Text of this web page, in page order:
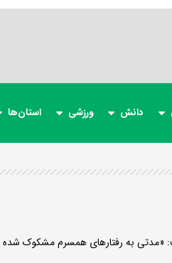
دانش ورزشی استان‌ها
گفت: «مدتی به رفتارهای همسرم مشکوک شده